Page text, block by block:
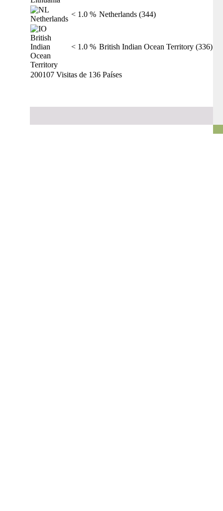
< 1.0 % Netherlands (344)
< 1.0 % British Indian Ocean Territory (336)
200107 Visitas de 136 Países